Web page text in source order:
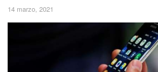
14 marzo, 2021